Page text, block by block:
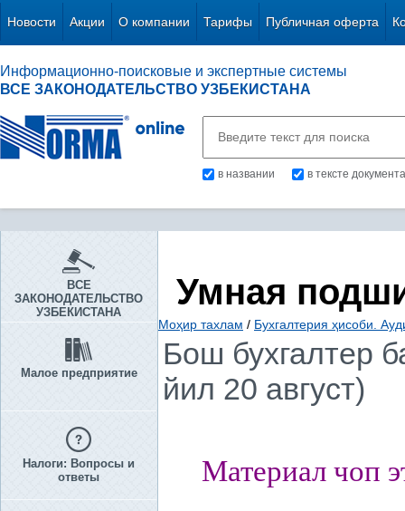
Новости Акции О компании Тарифы Публичная оферта
Информационно-поисковые и экспертные системы
ВСЕ ЗАКОНОДАТЕЛЬСТВО УЗБЕКИСТАНА
в названии в тексте документа
ВСЕ
ЗАКОНОДАТЕЛЬСТВО
УЗБЕКИСТАНА
Малое предприятие
Налоги: Вопросы и
ответы
Умная
Моҳир тахлам / Бухгалтерия ҳисоби.
Бош бухгалтер
йил 20 август)
Материал чоп